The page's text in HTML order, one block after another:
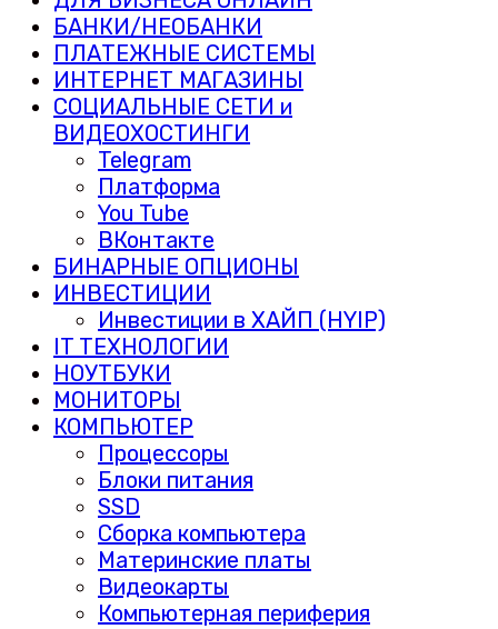
БАНКИ/НЕОБАНКИ
ПЛАТЕЖНЫЕ СИСТЕМЫ
ИНТЕРНЕТ МАГАЗИНЫ
СОЦИАЛЬНЫЕ СЕТИ и
ВИДЕОХОСТИНГИ
Telegram
Платформа
You Tube
ВКонтакте
БИНАРНЫЕ ОПЦИОНЫ
ИНВЕСТИЦИИ
Инвестиции в ХАЙП (HYIP)
IT ТЕХНОЛОГИИ
НОУТБУКИ
МОНИТОРЫ
КОМПЬЮТЕР
Процессоры
Блоки питания
SSD
Сборка компьютера
Материнские платы
Видеокарты
Компьютерная периферия